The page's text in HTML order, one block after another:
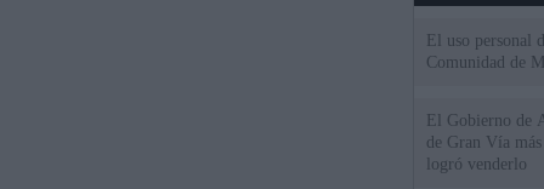
El uso personal
Comunidad de
El Gobierno de
de Gran Vía
logró venderlo